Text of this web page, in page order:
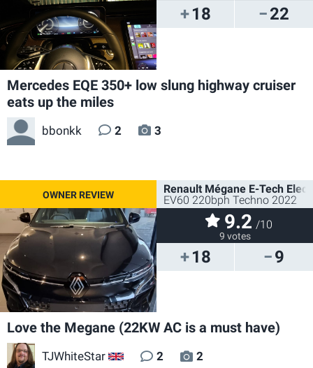
18 22
Mercedes EQE 350+ low slung highway cruiser
eats up the miles
bbonkk 2 3
18 9
Renault Mégane E-Tech
EV60 220bph Techno 2022
9.2 /10
9 votes
Love the Megane (22KW AC is a must have)
TJWhiteStar GB 2 2